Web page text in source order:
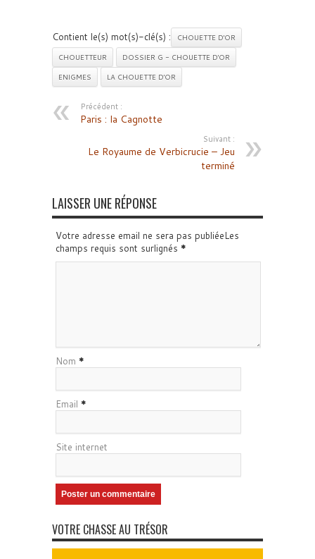
Contient le(s) mot(s)-clé(s) :
CHOUETTE D'OR
CHOUETTEUR
DOSSIER G - CHOUETTE D'OR
ENIGMES
LA CHOUETTE D'OR
Précédent :
Paris : la Cagnotte
Suivant :
Le Royaume de Verbicrucie – Jeu
terminé
LAISSER UNE RÉPONSE
Votre adresse email ne sera pas publiéeLes
champs requis sont surlignés *
Nom *
Email *
Site internet
VOTRE CHASSE AU TRÉSOR